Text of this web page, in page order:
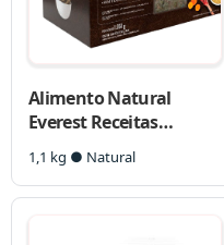
Alimento Natural
Everest Receitas
Naturais Carne de
Cordeiro para Cães
1,1 kg ● Natural